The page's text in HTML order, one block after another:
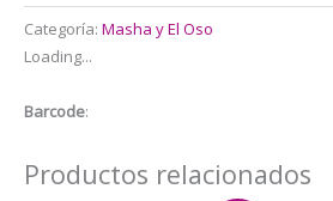
Individual
Masha
cantidad
Categoría: Masha y El Oso
Loading...
Barcode:
Productos relacionados